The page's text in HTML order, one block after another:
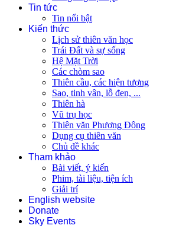
Tin tức
Tin nổi bật
Kiến thức
Lịch sử thiên văn học
Trái Đất và sự sống
Hệ Mặt Trời
Các chòm sao
Thiên cầu, các hiện tượng
Sao, tinh vân, lỗ đen, ...
Thiên hà
Vũ trụ học
Thiên văn Phương Đông
Dụng cụ thiên văn
Chủ đề khác
Tham khảo
Bài viết, ý kiến
Phim, tài liệu, tiện ích
Giải trí
English website
Donate
Sky Events